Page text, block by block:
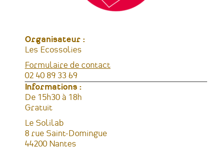
Organisateur :
Les Ecossolies
Formulaire de contact
Téléphone
02 40 89 33 69
Informations :
Horaires
De 15h30 à 18h
Tarifs
Gratuit
Lieu
Le Solilab
Adresse
8 rue Saint-Domingue
44200 Nantes